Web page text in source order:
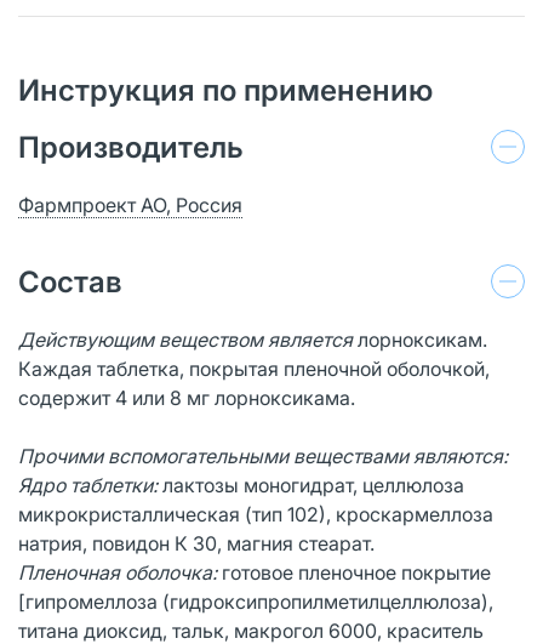
Инструкция по применению
Производитель
Фармпроект АО, Россия
Состав
Действующим веществом являетсялорноксикам.
Каждая таблетка, покрытая пленочной оболочкой,
содержит 4 или 8 мг лорноксикама.
Прочими вспомогательными веществами являются:
Ядро таблетки:лактозы моногидрат, целлюлоза
микрокристаллическая (тип 102), кроскармеллоза
натрия, повидон К 30, магния стеарат.
Пленочная оболочка: готовое пленочное покрытие
[гипромеллоза (гидроксипропилметилцеллюлоза),
титана диоксид, тальк, макрогол 6000, краситель